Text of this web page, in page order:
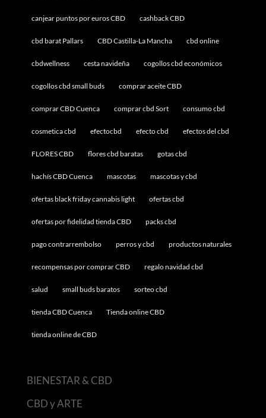
canjear puntos por euros CBD cashback CBD
cbd barat Pallars CBD Castilla-La Mancha cbd online
cbdwellness cesta navideña cogollos cbd económicos
cogollos cbd small buds comprar aceite CBD
comprar CBD Cuenca comprar cbd Sort consumo cbd
cosmetica cbd efectocbd efecto cbd efectos del cbd
FLORES CBD flores cbd baratas gotas cbd
hachís CBD Cuenca mascotas mascotas y cbd
ofertas black friday cannabis light ofertas cbd
ofertas por fidelidad tienda CBD packs cbd
pago contrarrembolso perros y cbd productos naturales
recompensas por comprar CBD regalo navidad cbd
salud small buds baratos sorteo cbd
tienda CBD Cuenca Tienda online CBD
tienda online de CBD
BIENESTAR & CBD
CBD y ARTE